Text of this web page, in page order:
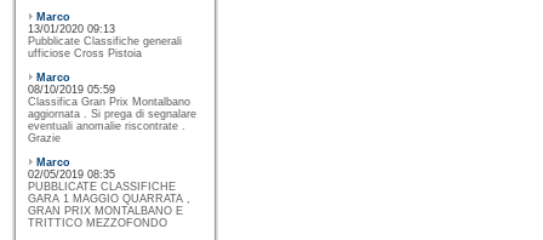
Marco
13/01/2020 09:13
Pubblicate Classifiche generali
ufficiose Cross Pistoia
Marco
08/10/2019 05:59
Classifica Gran Prix Montalbano
aggiornata . Si prega di segnalare
eventuali anomalie riscontrate .
Grazie
Marco
02/05/2019 08:35
PUBBLICATE CLASSIFICHE
GARA 1 MAGGIO QUARRATA ,
GRAN PRIX MONTALBANO E
TRITTICO MEZZOFONDO